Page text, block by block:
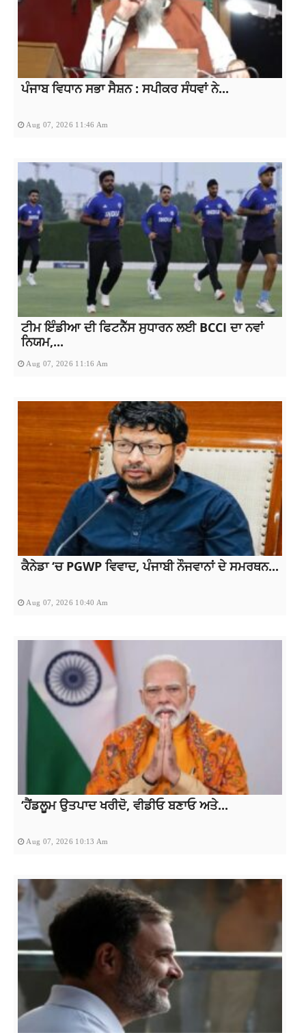
ਪੰਜਾਬ ਵਿਧਾਨ ਸਭਾ ਸੈਸ਼ਨ : ਸਪੀਕਰ ਸੰਧਵਾਂ ਨੇ...
Aug 07, 2026 11:46 Am
ਟੀਮ ਇੰਡੀਆ ਦੀ ਫਿਟਨੈੱਸ ਸੁਧਾਰਨ ਲਈ BCCI ਦਾ ਨਵਾਂ
ਨਿਯਮ,...
Aug 07, 2026 11:16 Am
ਕੈਨੇਡਾ ‘ਚ PGWP ਵਿਵਾਦ, ਪੰਜਾਬੀ ਨੌਜਵਾਨਾਂ ਦੇ ਸਮਰਥਨ...
Aug 07, 2026 10:40 Am
‘ਹੈਂਡਲੂਮ ਉਤਪਾਦ ਖਰੀਦੋ, ਵੀਡੀਓ ਬਣਾਓ ਅਤੇ...
Aug 07, 2026 10:13 Am